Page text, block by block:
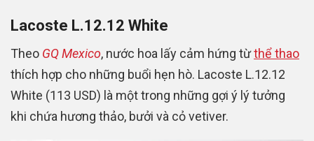
Lacoste L.12.12 White
Theo GQ Mexico, nước hoa lấy cảm hứng từthể thao
thích hợp cho những buổi hẹn hò. Lacoste L.12.12
White (113 USD) là một trong những gợi ý lý tưởng
khi chứa hương thảo, bưởi và cỏ vetiver.